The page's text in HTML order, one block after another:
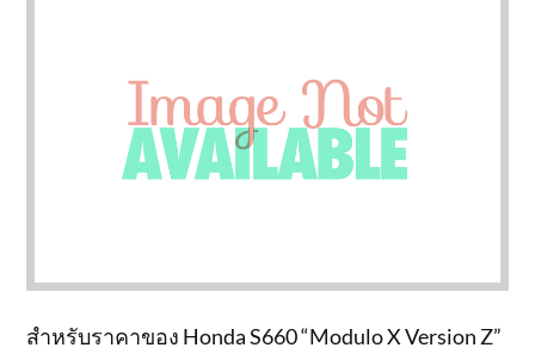
สำหรับราคาของ Honda S660 “Modulo X Version Z”